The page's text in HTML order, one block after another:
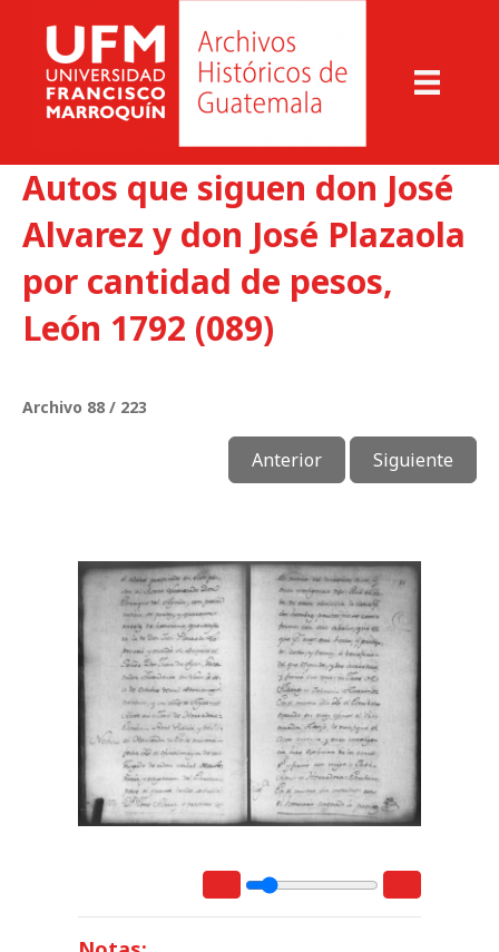
Autos que siguen don José
Alvarez y don José Plazaola
por cantidad de pesos,
León 1792 (089)
Archivo 88 / 223
Anterior Siguiente